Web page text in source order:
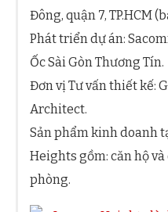
Tiêu đề email:
Loại căn hộ Quý
2
Đông, quận 7, TP.HCM
Phát triển dự án:
Ốc Sài Gòn Thương Tín.
Đơn vị Tư vấn thiết kế:
Architect.
Sản phẩm kinh doanh
Heights gồm: căn hộ
phòng.